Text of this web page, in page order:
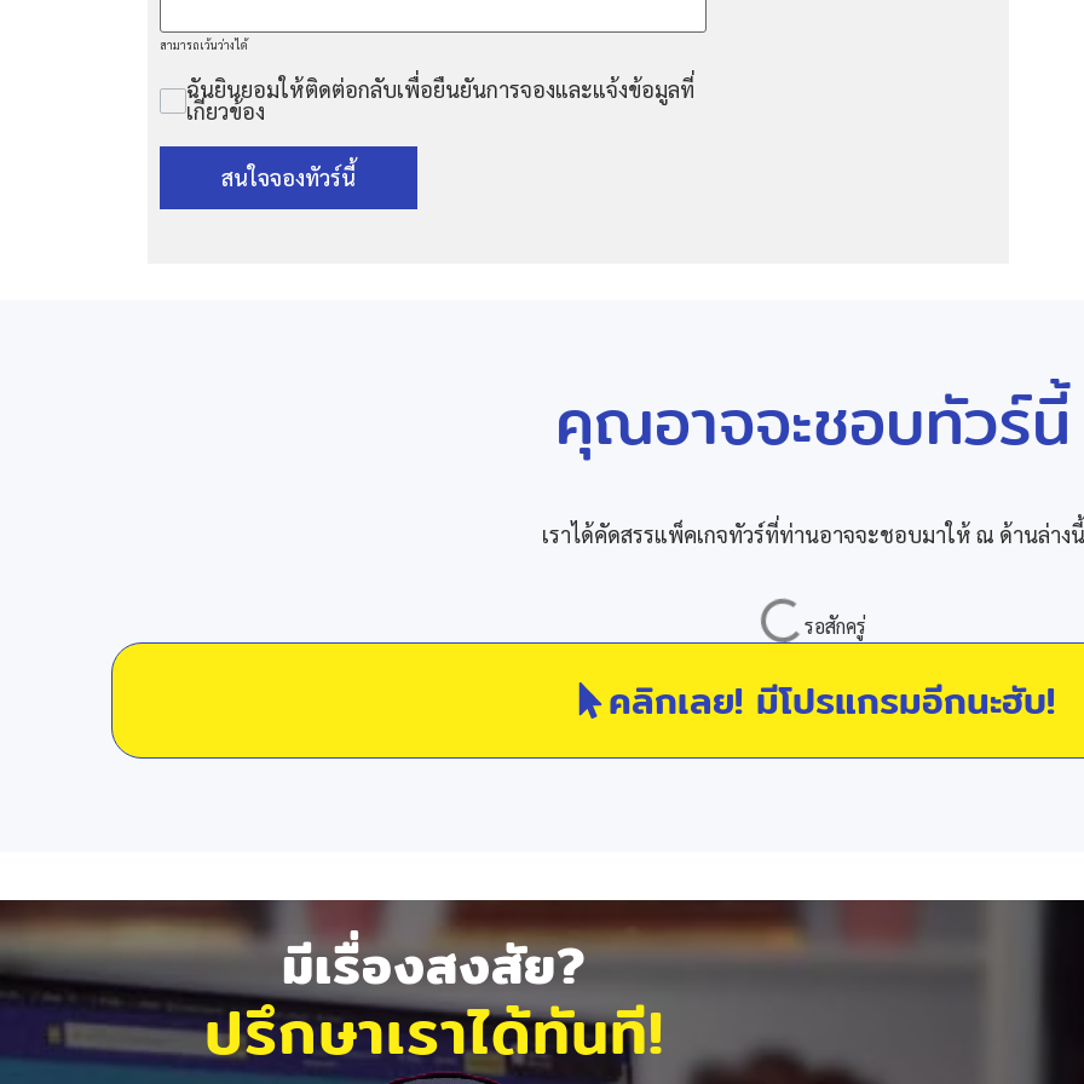
สามารถเว้นว่างได้
ฉันยินยอมให้ติดต่อกลับเพื่อยืนยันการจองและแจ้งข้อมูลที่
เกี่ยวข้อง
สนใจจองทัวร์นี้
คุณอาจจะชอบทัวร์นี้
เราได้คัดสรรแพ็คเกจทัวร์ที่ท่านอาจจะชอบมาให้ ณ ด้านล่างนี้
คลิกเลย! มีโปรแกรมอีกนะฮับ!
มีเรื่องสงสัย?
ปรึกษาเราได้ทันที!